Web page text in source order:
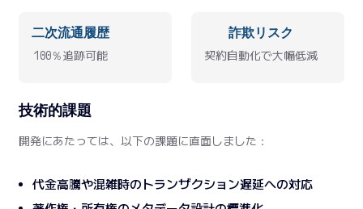
二次流通履歴
100％追跡可能
詐欺リスク
契約自動化で大幅低減
技術的課題
開発にあたっては、以下の課題に直面しました：
代金高騰や混雑時のトランザクション遅延への対応